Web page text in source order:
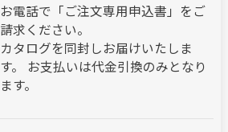
お電話で「ご注文専用申込書」をご
請求ください。
カタログを同封しお届けいたしま
す。 お支払いは代金引換のみとなり
ます。